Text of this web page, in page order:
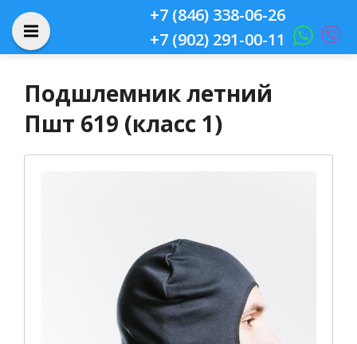
+7 (846) 338-06-26
+7 (902) 291-00-11
Подшлемник летний
Пшт 619 (класс 1)